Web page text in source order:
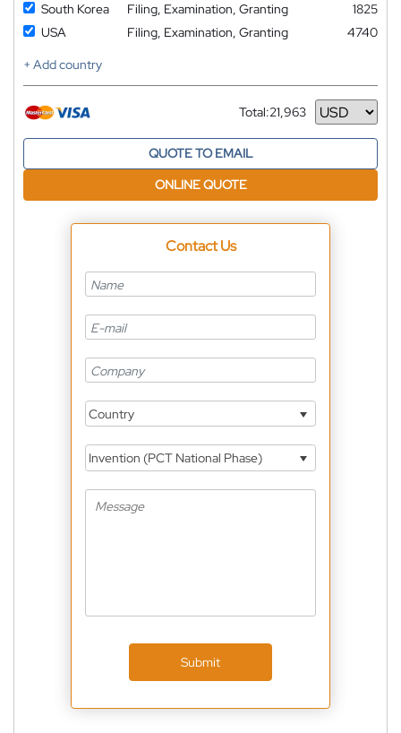
South Korea Filing, Examination, Granting
1825
USA
Filing, Examination, Granting
4740
+ Add country
Total:21,963
Currency
QUOTE TO EMAIL
ONLINE QUOTE
Contact Us
Country
Invention (PCT National Phase)
Submit